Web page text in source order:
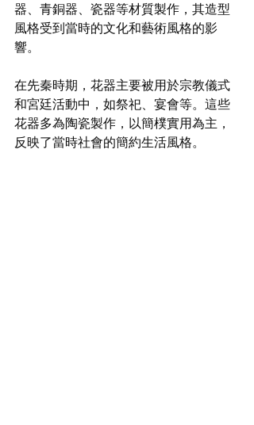
器、青銅器、瓷器等材質製作，其造型
風格受到當時的文化和藝術風格的影
響。
在先秦時期，花器主要被用於宗教儀式
和宮廷活動中，如祭祀、宴會等。這些
花器多為陶瓷製作，以簡樸實用為主，
反映了當時社會的簡約生活風格。